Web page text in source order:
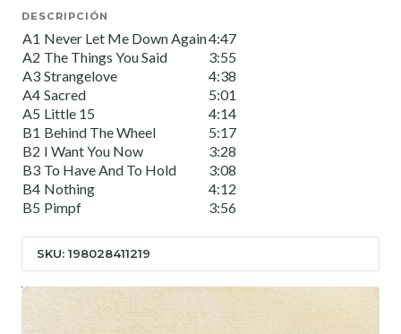
DESCRIPCIÓN
A1 Never Let Me Down Again4:47
A2 The Things You Said
3:55
A3 Strangelove
4:38
A4 Sacred
5:01
A5 Little 15
4:14
B1 Behind The Wheel
5:17
B2 I Want You Now
3:28
B3 To Have And To Hold
3:08
B4 Nothing
4:12
B5 Pimpf 3:56
SKU: 198028411219